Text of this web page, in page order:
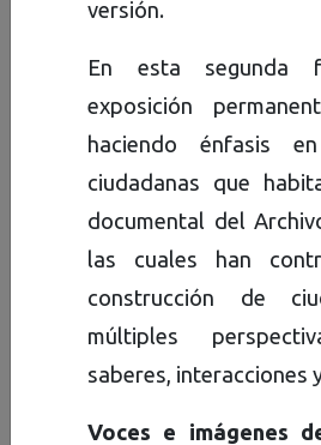
colecciones
acopiadas por
públicas distritales,
privadas que
funciones
instituciones
personas
repertorio del
documental de la
constituido por
versión.
En esta segunda
exposición
haciendo énfasis
ciudadanas que
documental del
las cuales han
construcción de
múltiples
saberes, interacciones
Voces e imágenes